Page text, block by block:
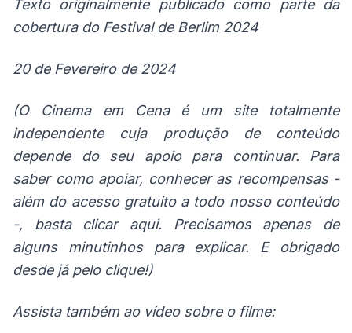
Texto originalmente publicado como parte da
cobertura do Festival de Berlim 2024
20 de Fevereiro de 2024
(O Cinema em Cena é um site totalmente
independente cuja produção de conteúdo
depende do seu apoio para continuar. Para
saber como apoiar, conhecer as recompensas -
além do acesso gratuito a todo nosso conteúdo
-, basta clicar aqui. Precisamos apenas de
alguns minutinhos para explicar. E obrigado
desde já pelo clique!)
Assista também ao vídeo sobre o filme: